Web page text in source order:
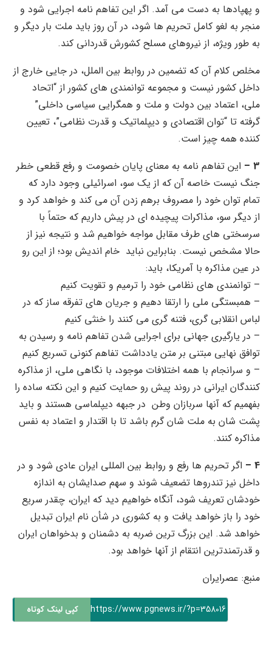
و پهپادها به دست می آمد. اگر این تفاهم نامه اجرایی شود و
منجر به لغو کامل تحریم ها شود، در آن روز باید ملت بار دیگر و
به طور ویژه، از نیروهای مسلح کشورش قدردانی کند.
مخلص کلام آن که تضمین در روابط بین الملل، در جایی خارج از
داخل کشور نیست و مجموعه توانمندی های کشور از “اتحاد
ملی، اعتماد بین دولت و ملت و همگرایی سیاسی داخلی”
گرفته تا “توان اقتصادی و دیپلماتیک و قدرت نظامی”، تعیین
کننده همه چیز است.
3 –
این تفاهم نامه به معنای پایان خصومت و رفع قطعی خطر
جنگ نیست خاصه آن که از یک سو، اسرائیلی وجود دارد که
تمام توان خود را مصروف برهم زدن آن می کند و خواهد کرد و
از دیگر سو، مذاکرات پیچیده ای در پیش داریم که حتماً با
سرسختی های طرف مقابل مواجه خواهیم شد و نتیجه نیز از
حالا مشخص نیست. بنابراین نباید خام اندیش بود؛ از این رو
در عین مذاکره با آمریکا، باید:
– توانمندی های نظامی خود را ترمیم و تقویت کنیم
– همبستگی ملی را ارتقا دهیم و جریان های تفرقه ساز که در
لباس انقلابی گری، فتنه گری می کنند را خنثی کنیم
– در یارگیری جهانی برای اجرایی شدن تفاهم نامه و رسیدن به
توافق نهایی مبتنی بر متن یادداشت تفاهم کنونی تسریع کنیم
– و سرانجام با همه اختلافات موجود، با نگاهی ملی، از مذاکره
کنندگان ایرانی در روند پیش رو حمایت کنیم و این نکته ساده را
بفهمیم که آنها سربازان وطن در جبهه دیپلماسی هستند و باید
پشت شان به ملت شان گرم باشد تا با اقتدار و اعتماد به نفس
مذاکره کنند.
4 –
اگر تحریم ها رفع و روابط بین المللی ایران عادی شود و در
داخل نیز تندروها تضعیف شوند و سهم صدایشان به اندازه
خودشان تعریف شود، آنگاه خواهیم دید که ایران، چقدر سریع
خود را باز خواهد یافت و به کشوری در شأن نام ایران تبدیل
خواهد شد. این بزرگ ترین ضربه به دشمنان و بدخواهان ایران
و قدرتمندترین انتقام از آنها خواهد بود.
منبع: عصرایران
https://www.pgnews.ir/?p=358016 کپی لینک کوتاه